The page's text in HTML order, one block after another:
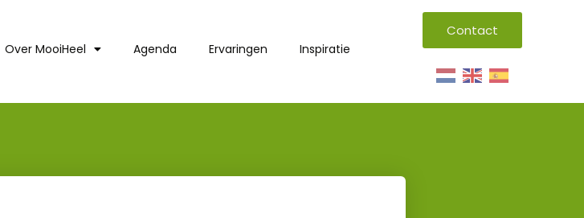
Over MooiHeel Agenda Ervaringen Inspiratie
Contact